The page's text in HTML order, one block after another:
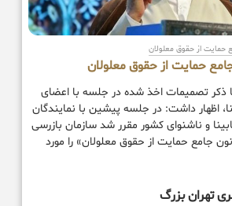
حمایت از حقوق معلولان
حمایت از حقوق معلولان
ذکر تصمیمات اخذ شده در جلسه با اعضای
اظهار داشت: در جلسه پیشین با نمایندگان
و ناشنوای کشور مقرر شد سازمان بازرسی
جامع حمایت از حقوق معلولان» را مورد
تهران بزرگ